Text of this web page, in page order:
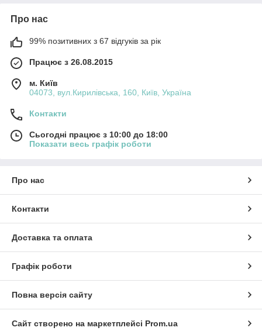
Про нас
99% позитивних з 67 відгуків за рік
Працює з 26.08.2015
м. Київ
04073, вул.Кирилівська, 160, Київ, Україна
Контакти
Сьогодні працює з 10:00 до 18:00
Показати весь графік роботи
Про нас
Контакти
Доставка та оплата
Графік роботи
Повна версія сайту
Сайт створено на маркетплейсі Prom.ua